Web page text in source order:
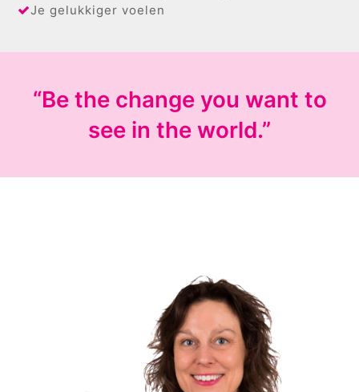
Je gelukkiger voelen
“Be the change you want to
see in the world.”